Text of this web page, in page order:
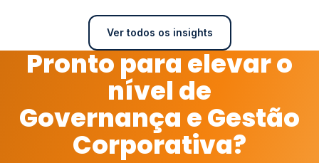
Ver todos os insights
Pronto para elevar o
nível de
Governança e Gestão
Corporativa?